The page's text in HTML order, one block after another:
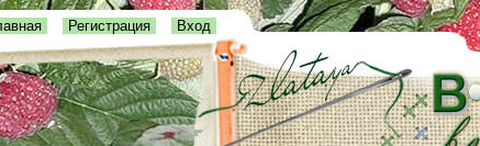
Регистрация Вход